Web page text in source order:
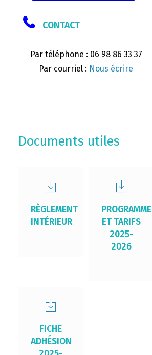
CONTACT
Par téléphone : 06 98 86 33 37
Par courriel : Nous écrire
Documents utiles
RÈGLEMENT
INTÉRIEUR
PROGRAMME
ET TARIFS
2025-
2026
FICHE
ADHÉSION